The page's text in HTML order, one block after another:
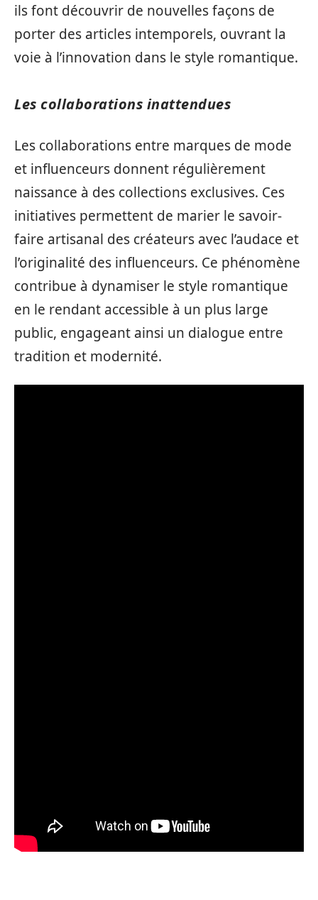
ils font découvrir de nouvelles façons de
porter des articles intemporels, ouvrant la
voie à l’innovation dans le style romantique.
Les collaborations inattendues
Les collaborations entre marques de mode
et influenceurs donnent régulièrement
naissance à des collections exclusives. Ces
initiatives permettent de marier le savoir-
faire artisanal des créateurs avec l’audace et
l’originalité des influenceurs. Ce phénomène
contribue à dynamiser le style romantique
en le rendant accessible à un plus large
public, engageant ainsi un dialogue entre
tradition et modernité.